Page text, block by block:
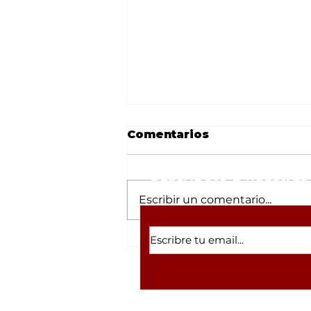
Desmantelan refugio
canino en Tulipanes
arrastraba la sombra de
Comentarios
Escribir un comentario...
Suscríbete a